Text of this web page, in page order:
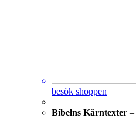
besök shoppen
Bibelns Kärntexter –